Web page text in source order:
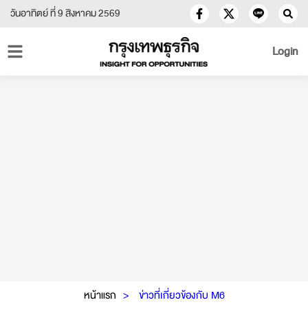
วันอาทิตย์ ที่ 9 สิงหาคม 2569
Login
หน้าแรก ข่าวที่เกี่ยวข้องกับ M6